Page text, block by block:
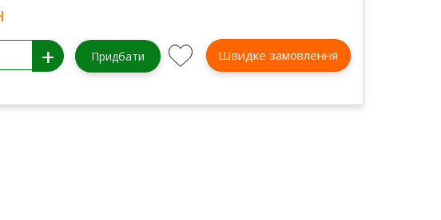
+ Придбати Швидке замовлення